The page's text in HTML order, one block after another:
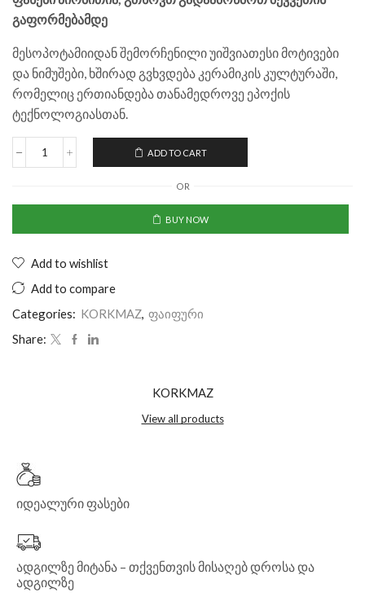
გაფორმებამდე
მესოპოტამიიდან შემორჩენილი უიშვიათესი მოტივები
და ნიმუშები, ხშირად გვხვდება კერამიკის კულტურაში,
რომელიც ერთიანდება თანამედროვე ეპოქის
ტექნოლოგიასთან.
ADD TO CART
OR
BUY NOW
Add to wishlist
Add to compare
Categories: KORKMAZ, ფაიფური
Share:
KORKMAZ
View all products
იდეალური ფასები
ადგილზე მიტანა – თქვენთვის მისაღებ დროსა და
ადგილზე